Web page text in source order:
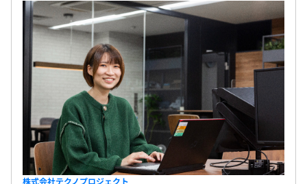
【開発環境】
■OS：Linux
1カ月（待遇の変更はありません）
です。 ▼わたしたちは、暮らしのニーズや課題を解
決するために、島根から挑みます！ 島根は少子高齢
化や人口減少、立地による暮らしの格差など、数多
くの課題を抱える"課題先進県"です。これらの課題は
解決が非常に難しく、いつかは日本の、世界の抱え
る課題になるとわたしたちは考えています。わたした
ちと一緒に、IT技術を用いて、"課題先進県"である島
根の課題解決に立ち向かい、社会の進化に貢献して
いきませんか？
株式会社テクノプロジェクト